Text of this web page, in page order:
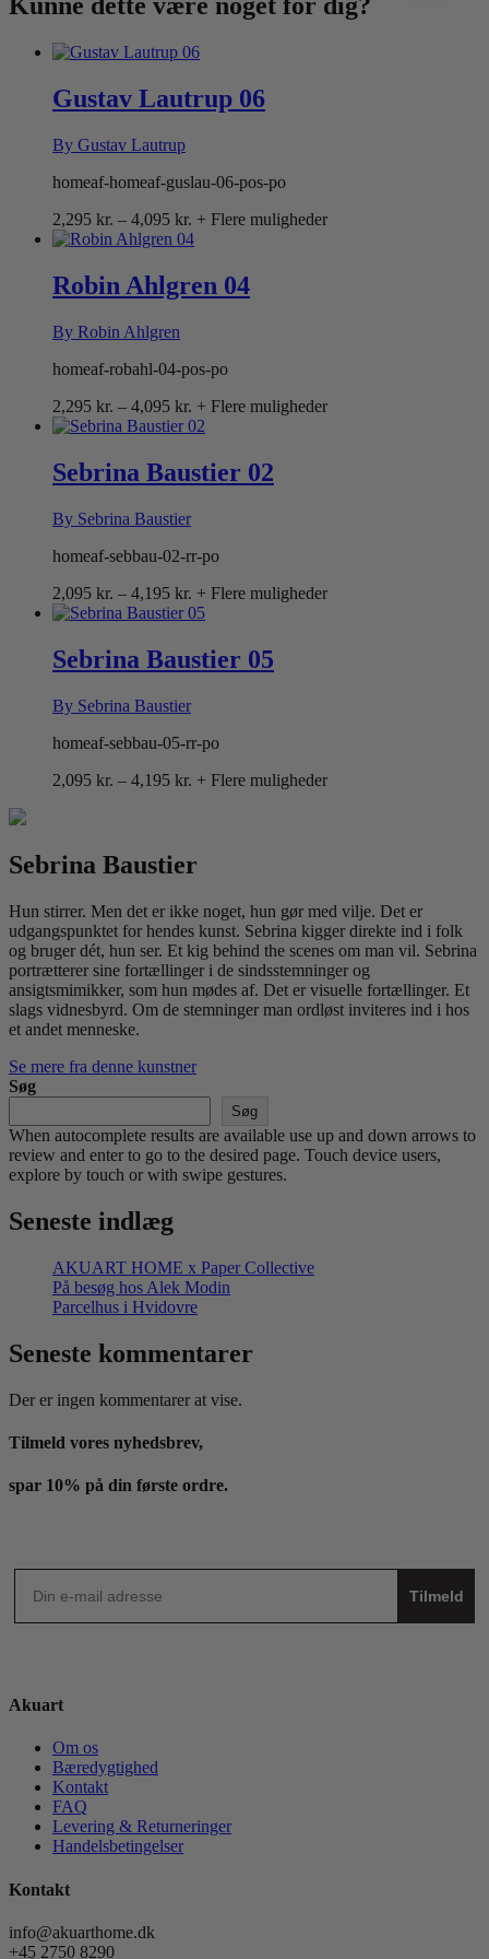
Kunne dette være noget for dig?
Gustav Lautrup 06
By Gustav Lautrup
homeaf-homeaf-guslau-06-pos-po
2,295 kr. – 4,095 kr. Prisinterval:
2,295 kr.
4,095 kr.
+ Flere muligheder
Robin Ahlgren 04
By Robin Ahlgren
homeaf-robahl-04-pos-po
2,295 kr. – 4,095 kr. Prisinterval:
2,295 kr.
4,095 kr.
+ Flere muligheder
Sebrina Baustier 02
By Sebrina Baustier
homeaf-sebbau-02-rr-po
2,095 kr. – 4,195 kr. Prisinterval:
2,095 kr.
4,195 kr.
+ Flere muligheder
Sebrina Baustier 05
By Sebrina Baustier
homeaf-sebbau-05-rr-po
2,095 kr. – 4,195 kr. Prisinterval:
+ Flere muligheder
Sebrina Baustier
Hun stirrer. Men det er ikke noget, hun gør med vilje. Det er
udgangspunktet for hendes kunst. Sebrina kigger direkte ind i folk
og bruger dét, hun ser. Et kig behind the scenes om man vil. Sebrina
portrætterer sine fortællinger i de sindsstemninger og
ansigtsmimikker, som hun mødes af. Det er visuelle fortællinger. Et
slags vidnesbyrd. Om de stemninger man ordløst inviteres ind i hos
et andet menneske.
Se mere fra denne kunstner
Søg
Søg
When autocomplete results are available use up and down arrows to
review and enter to go to the desired page. Touch device users,
explore by touch or with swipe gestures.
Seneste indlæg
AKUART HOME x Paper Collective
På besøg hos Alek Modin
Parcelhus i Hvidovre
Seneste kommentarer
Der er ingen kommentarer at vise.
Tilmeld vores nyhedsbrev,
spar 10% på din første ordre.
Tilmeld
Akuart
Om os
Bæredygtighed
Kontakt
FAQ
Levering & Returneringer
Handelsbetingelser
Kontakt
info@akuarthome.dk
+45 2750 8290